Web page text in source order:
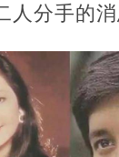
人分手的消